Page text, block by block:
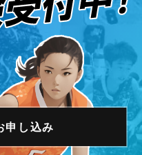
申し込み